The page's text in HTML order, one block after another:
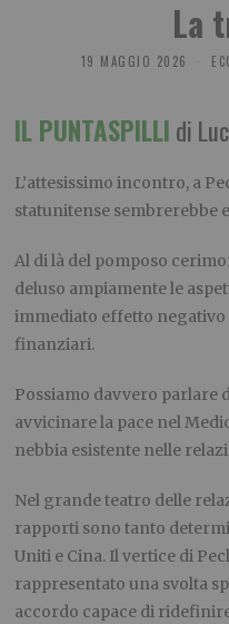
La
19 MAGGIO 2026
IL PUNTASPILLI di
L’attesissimo incontro, a
statunitense sembrerebbe
Al di là del pomposo
deluso ampiamente le
immediato effetto negativo
finanziari.
Possiamo davvero parlare
avvicinare la pace nel
nebbia esistente nelle
Nel grande teatro delle
rapporti sono tanto
Uniti e Cina. Il vertice di
rappresentato una svolta
accordo capace di